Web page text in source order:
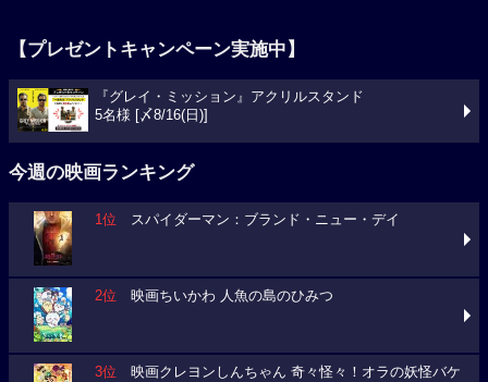
【プレゼントキャンペーン実施中】
『グレイ・ミッション』アクリルスタンド
5名様 [〆8/16(日)]
今週の映画ランキング
1位 スパイダーマン：ブランド・ニュー・デイ
2位 映画ちいかわ 人魚の島のひみつ
3位 映画クレヨンしんちゃん 奇々怪々！オラの妖怪バケ